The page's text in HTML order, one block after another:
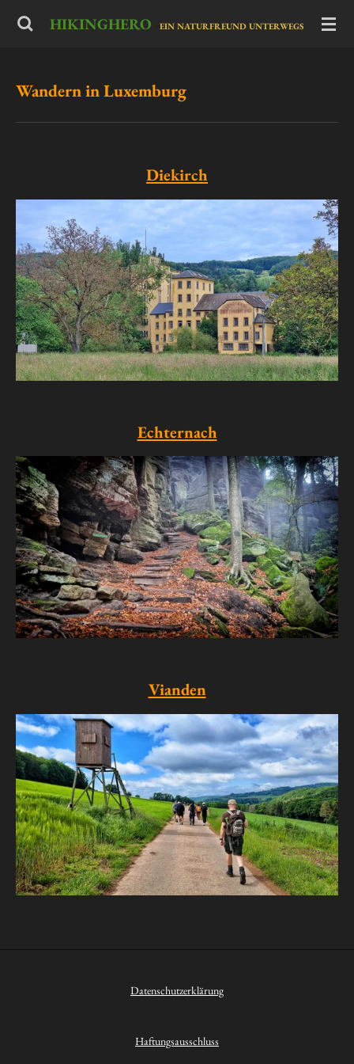
Zum
HIKINGHERO EIN NATURFREUND UNTERWEGS
Wandern in Luxemburg
Diekirch
Echternach
Vianden
Datenschutzerklärung
Haftungsausschluss